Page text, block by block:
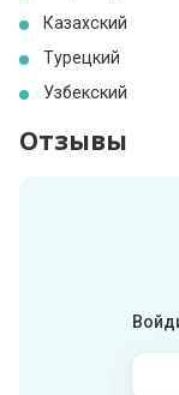
Казахский
Турецкий
Узбекский
Отзывы